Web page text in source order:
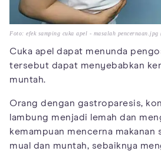
Foto: efek samping cuka apel - masalah pencernaan.jpg
Cuka apel dapat menunda
tersebut dapat menyebabkan
muntah.
Orang dengan gastroparesis,
lambung menjadi lemah dan
kemampuan mencerna makanan
mual dan muntah, sebaiknya